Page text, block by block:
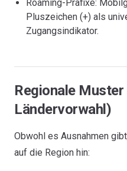
Roaming-Präfixe:
Pluszeichen (+) als
Zugangsindikator.
Regionale
Ländervorwahl)
Obwohl es Ausnahmen
auf die Region hin: